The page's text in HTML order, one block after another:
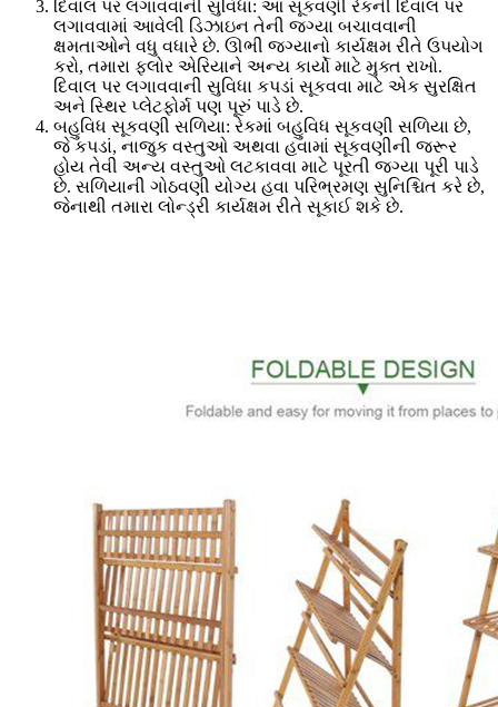
દિવાલ પર લગાવવાની સુવિધા: આ સૂકવણી રેકની દિવાલ પર
લગાવવામાં આવેલી ડિઝાઇન તેની જગ્યા બચાવવાની
ક્ષમતાઓને વધુ વધારે છે. ઊભી જગ્યાનો કાર્યક્ષમ રીતે ઉપયોગ
કરો, તમારા ફ્લોર એરિયાને અન્ય કાર્યો માટે મુક્ત રાખો.
દિવાલ પર લગાવવાની સુવિધા કપડાં સૂકવવા માટે એક સુરક્ષિત
અને સ્થિર પ્લેટફોર્મ પણ પૂરું પાડે છે.
બહુવિધ સૂકવણી સળિયા: રેકમાં બહુવિધ સૂકવણી સળિયા છે,
જે કપડાં, નાજુક વસ્તુઓ અથવા હવામાં સૂકવણીની જરૂર
હોય તેવી અન્ય વસ્તુઓ લટકાવવા માટે પૂરતી જગ્યા પૂરી પાડે
છે. સળિયાની ગોઠવણી યોગ્ય હવા પરિભ્રમણ સુનિશ્ચિત કરે છે,
જેનાથી તમારા લોન્ડ્રી કાર્યક્ષમ રીતે સૂકાઈ શકે છે.